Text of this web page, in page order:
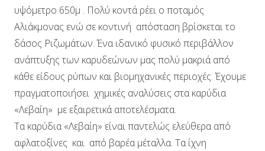
υψόμετρο 650μ . Πολύ κοντά ρέει ο ποταμός
Αλιάκμονας ενώ σε κοντινή απόσταση βρίσκεται το
δάσος Ριζωμάτων. Ένα ιδανικό φυσικό περιβάλλον
ανάπτυξης των καρυδεώνων μας πολύ μακριά από
κάθε είδους ρύπων και βιομηχανικές περιοχές. Έχουμε
πραγματοποιήσει χημικές αναλύσεις στα καρύδια
«Λεβαίη» με εξαιρετικά αποτελέσματα.
Τα καρύδια «Λεβαίη» είναι παντελώς ελεύθερα από
αφλατοξίνες και από βαρέα μέταλλα. Τα ίχνη